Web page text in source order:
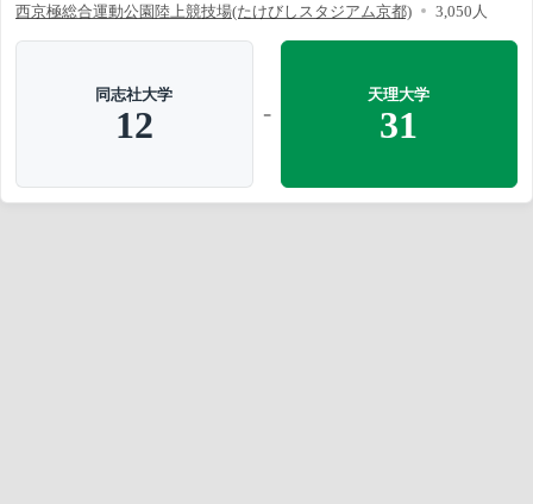
西京極総合運動公園陸上競技場(たけびしスタジアム京都)
3,050人
同志社大学
12 -
天理大学
31